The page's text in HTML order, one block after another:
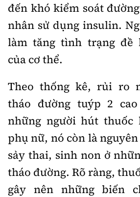
đến khó kiểm soát
nhân sử dụng insulin.
làm tăng tình trạng đề
của cơ thể.
Theo thống kê, rủi ro
tháo đường tuýp 2
những người hút thuốc
phụ nữ, nó còn là
sảy thai, sinh non ở
tháo đường. Rõ ràng,
gây nên những biến